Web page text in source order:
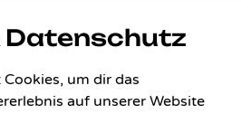
Datenschutz
um dir das
auf unserer Website